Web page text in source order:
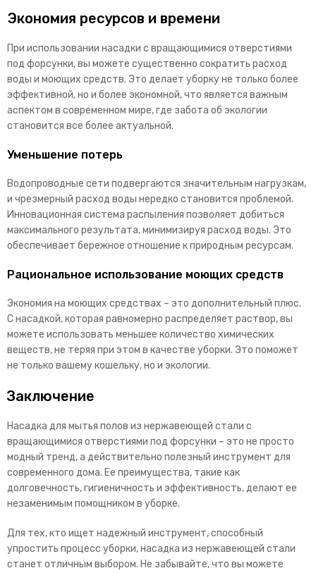
Экономия ресурсов и времени
При использовании насадки с вращающимися отверстиями
под форсунки, вы можете существенно сократить расход
воды и моющих средств. Это делает уборку не только более
эффективной, но и более экономной, что является важным
аспектом в современном мире, где забота об экологии
становится все более актуальной.
Уменьшение потерь
Водопроводные сети подвергаются значительным нагрузкам,
и чрезмерный расход воды нередко становится проблемой.
Инновационная система распыления позволяет добиться
максимального результата, минимизируя расход воды. Это
обеспечивает бережное отношение к природным ресурсам.
Рациональное использование моющих средств
Экономия на моющих средствах – это дополнительный плюс.
С насадкой, которая равномерно распределяет раствор, вы
можете использовать меньшее количество химических
веществ, не теряя при этом в качестве уборки. Это поможет
не только вашему кошельку, но и экологии.
Заключение
Насадка для мытья полов из нержавеющей стали с
вращающимися отверстиями под форсунки – это не просто
модный тренд, а действительно полезный инструмент для
современного дома. Ее преимущества, такие как
долговечность, гигиеничность и эффективность, делают ее
незаменимым помощником в уборке.
Для тех, кто ищет надежный инструмент, способный
упростить процесс уборки, насадка из нержавеющей стали
станет отличным выбором. Не забывайте, что вы можете